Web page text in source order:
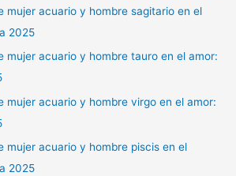
mujer acuario y hombre sagitario en el
2025
mujer acuario y hombre tauro en el amor:
mujer acuario y hombre virgo en el amor:
mujer acuario y hombre piscis en el
2025